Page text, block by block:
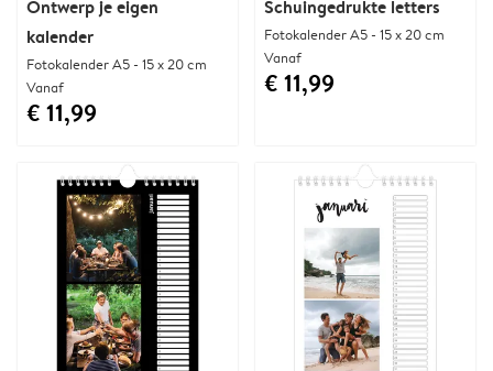
Ontwerp je eigen
kalender
Fotokalender A5 - 15 x 20 cm
Vanaf
€ 11,99
Schuingedrukte letters
Fotokalender A5 - 15 x 20 cm
Vanaf
€ 11,99